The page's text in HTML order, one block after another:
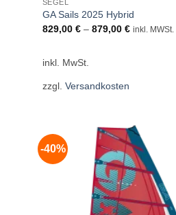
SEGEL
GA Sails 2025 Hybrid
829,00 €– 879,00 € inkl. MWSt.
inkl. MwSt.
zzgl. Versandkosten
-40%